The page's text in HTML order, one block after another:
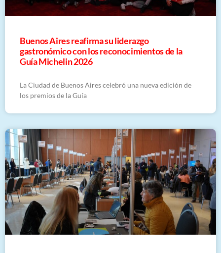
Buenos Aires reafirma su liderazgo
gastronómico con los reconocimientos de la
Guía Michelin 2026
La Ciudad de Buenos Aires celebró una nueva edición de
los premios de la Guía